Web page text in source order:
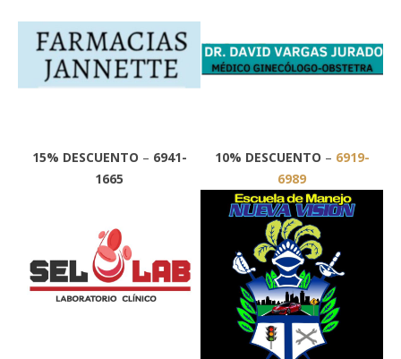
15% DESCUENTO – 6941-
1665
10% DESCUENTO – 6919-
6989